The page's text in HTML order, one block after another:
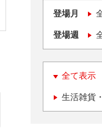
登場月
登場週
全て表示
生活雑貨